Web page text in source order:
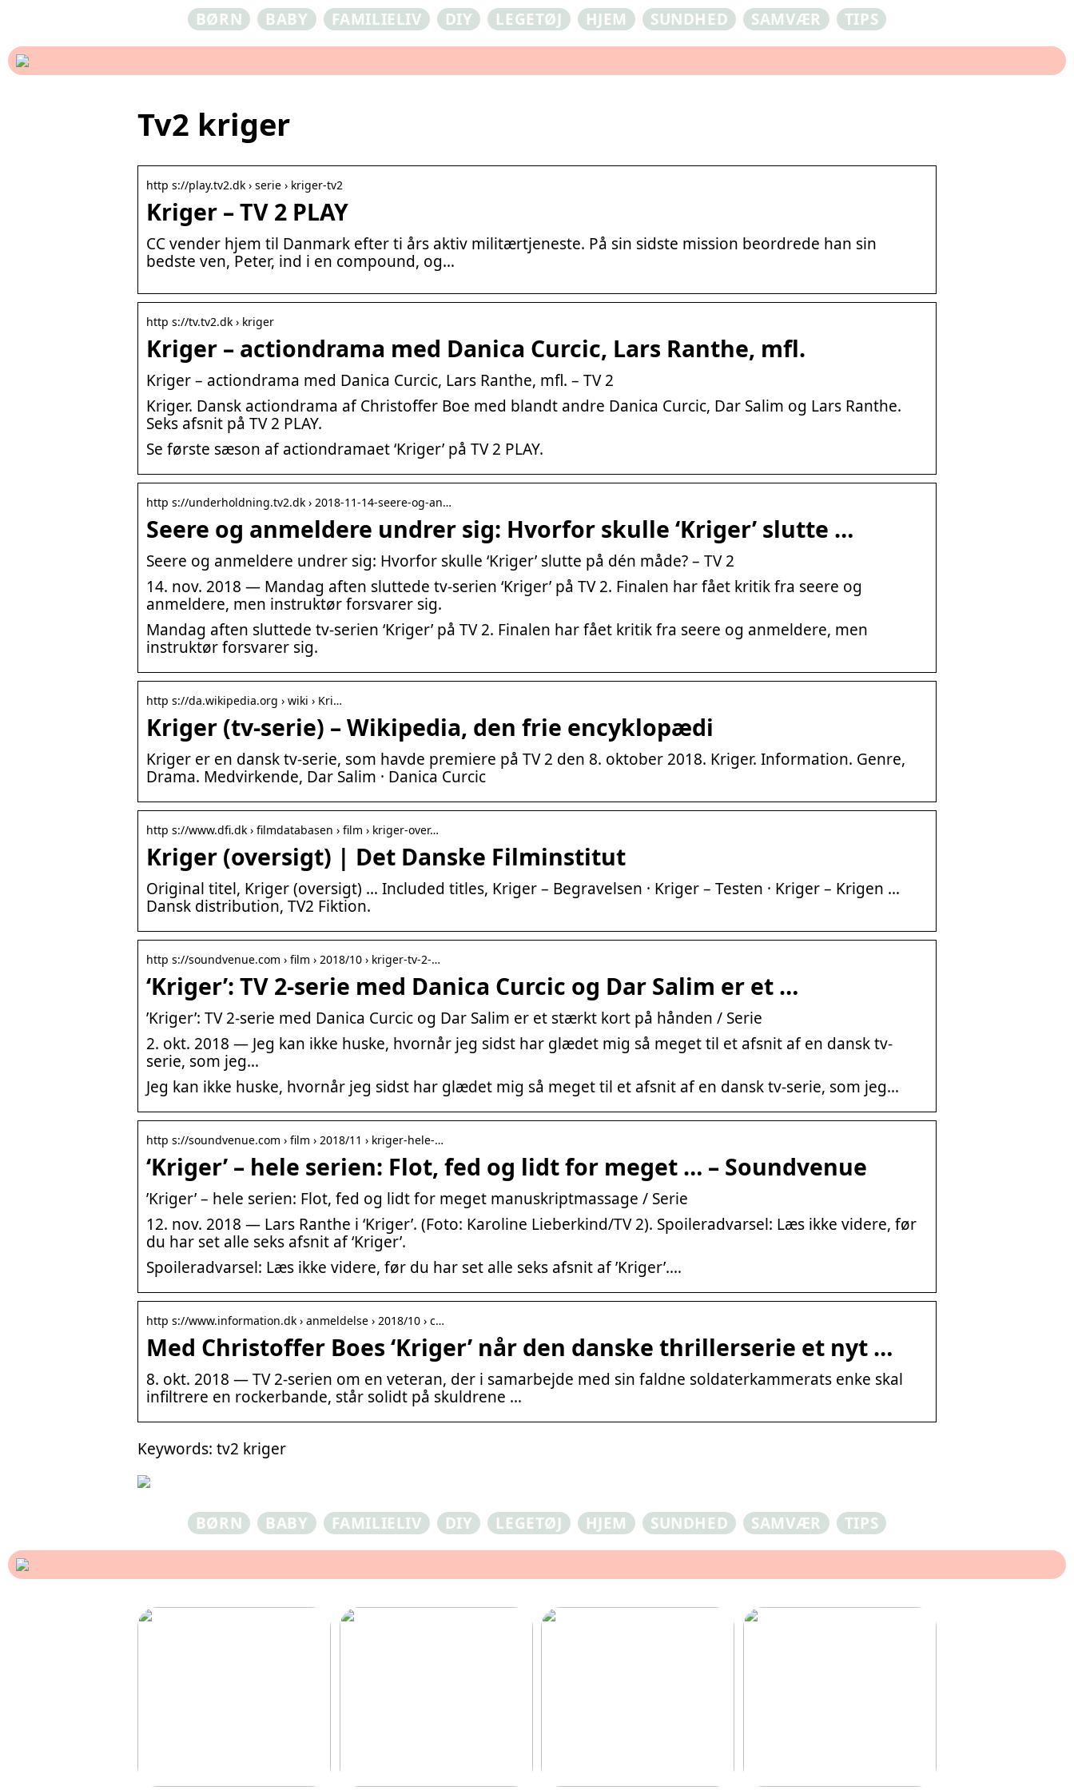
BØRN BABY FAMILIELIV DIY LEGETØJ HJEM SUNDHED SAMVÆR TIPS
Tv2 kriger
http s://play.tv2.dk › serie › kriger-tv2
Kriger – TV 2 PLAY
CC vender hjem til Danmark efter ti års aktiv militærtjeneste. På sin sidste mission beordrede han sin
bedste ven, Peter, ind i en compound, og…
http s://tv.tv2.dk › kriger
Kriger – actiondrama med Danica Curcic, Lars Ranthe, mfl.
Kriger – actiondrama med Danica Curcic, Lars Ranthe, mfl. – TV 2
Kriger. Dansk actiondrama af Christoffer Boe med blandt andre Danica Curcic, Dar Salim og Lars Ranthe.
Seks afsnit på TV 2 PLAY.
Se første sæson af actiondramaet ‘Kriger’ på TV 2 PLAY.
http s://underholdning.tv2.dk › 2018-11-14-seere-og-an…
Seere og anmeldere undrer sig: Hvorfor skulle ‘Kriger’ slutte …
Seere og anmeldere undrer sig: Hvorfor skulle ‘Kriger’ slutte på dén måde? – TV 2
14. nov. 2018 — Mandag aften sluttede tv-serien ‘Kriger’ på TV 2. Finalen har fået kritik fra seere og
anmeldere, men instruktør forsvarer sig.
Mandag aften sluttede tv-serien ‘Kriger’ på TV 2. Finalen har fået kritik fra seere og anmeldere, men
instruktør forsvarer sig.
http s://da.wikipedia.org › wiki › Kri…
Kriger (tv-serie) – Wikipedia, den frie encyklopædi
Kriger er en dansk tv-serie, som havde premiere på TV 2 den 8. oktober 2018. Kriger. Information. Genre,
Drama. Medvirkende, Dar Salim · Danica Curcic
http s://www.dfi.dk › filmdatabasen › film › kriger-over…
Kriger (oversigt) | Det Danske Filminstitut
Original titel, Kriger (oversigt) … Included titles, Kriger – Begravelsen · Kriger – Testen · Kriger – Krigen …
Dansk distribution, TV2 Fiktion.
http s://soundvenue.com › film › 2018/10 › kriger-tv-2-…
‘Kriger’: TV 2-serie med Danica Curcic og Dar Salim er et …
’Kriger’: TV 2-serie med Danica Curcic og Dar Salim er et stærkt kort på hånden / Serie
2. okt. 2018 — Jeg kan ikke huske, hvornår jeg sidst har glædet mig så meget til et afsnit af en dansk tv-
serie, som jeg…
Jeg kan ikke huske, hvornår jeg sidst har glædet mig så meget til et afsnit af en dansk tv-serie, som jeg…
http s://soundvenue.com › film › 2018/11 › kriger-hele-…
‘Kriger’ – hele serien: Flot, fed og lidt for meget … – Soundvenue
’Kriger’ – hele serien: Flot, fed og lidt for meget manuskriptmassage / Serie
12. nov. 2018 — Lars Ranthe i ‘Kriger’. (Foto: Karoline Lieberkind/TV 2). Spoileradvarsel: Læs ikke videre, før
du har set alle seks afsnit af ‘Kriger’.
Spoileradvarsel: Læs ikke videre, før du har set alle seks afsnit af ’Kriger’.…
http s://www.information.dk › anmeldelse › 2018/10 › c…
Med Christoffer Boes ‘Kriger’ når den danske thrillerserie et nyt …
8. okt. 2018 — TV 2-serien om en veteran, der i samarbejde med sin faldne soldaterkammerats enke skal
infiltrere en rockerbande, står solidt på skuldrene …
Keywords: tv2 kriger
BØRN BABY FAMILIELIV DIY LEGETØJ HJEM SUNDHED SAMVÆR TIPS